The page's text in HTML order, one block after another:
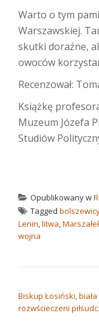
Warto o tym
Warszawskiej.
skutki doraźne,
owoców
Recenzował:
Książkę
Muzeum Józefa
Studiów
Opublikowany w
Tagged
Lenin,litwa,
wojna
Biskup Łosiński, biała
rozwścieczeni